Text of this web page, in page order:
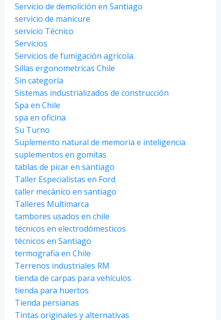
Servicio de demolición en Santiago
servicio de manicure
servicio Técnico
Servicios
Servicios de fumigación agrícola.
Sillas ergonometricas Chile
Sin categoría
Sistemas industrializados de construcción
Spa en Chile
spa en oficina
Su Turno
Suplemento natural de memoria e inteligencia
suplementos en gomitas
tablas de picar en santiago
Taller Especialistas en Ford
taller mecánico en santiago
Talleres Multimarca
tambores usados en chile
técnicos en electrodómesticos
técnicos en Santiago
termografia en Chile
Terrenos industriales RM
tienda de carpas para vehículos
tienda para huertos
Tienda persianas
Tintas originales y alternativas